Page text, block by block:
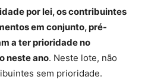
por lei, os contribuintes
em conjunto, pré-
a ter prioridade no
neste ano. Neste lote, não
sem prioridade.